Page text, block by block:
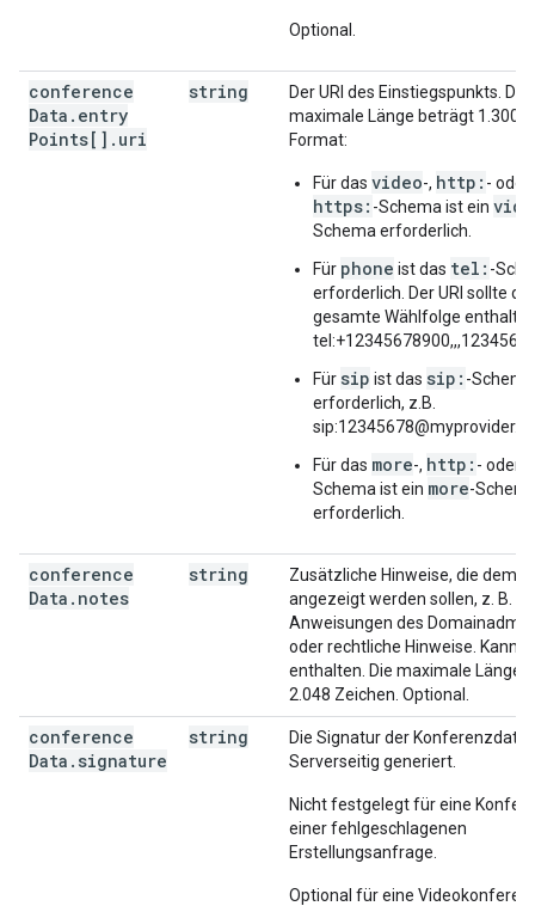
Optional.
conference
Data . entry
Points[] . uri
string
Der URI des Einstiegspunkts. Die
maximale Länge beträgt 1.300
Format:
Für das video-, http: - oder
https: -Schema ist ein
Schema erforderlich.
Für phone ist das tel: -
erforderlich. Der URI sollte die
gesamte Wählfolge
Für sip ist das sip: -Schema
erforderlich, z.B.
Für das more-, http: - oder
Schema ist ein more-
erforderlich.
conference
Data . notes
string
Zusätzliche Hinweise, die dem
angezeigt werden sollen, z. B.
Anweisungen des
oder rechtliche Hinweise. Kann
enthalten. Die maximale Länge
2.048 Zeichen. Optional.
conference
Data . signature
string
Die Signatur der
Serverseitig generiert.
Nicht festgelegt für eine
einer fehlgeschlagenen
Erstellungsanfrage.
Optional für eine